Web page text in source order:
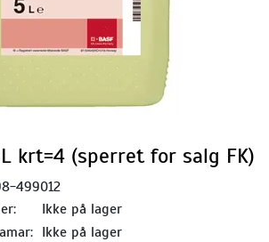
krt=4 (sperret for salg FK)
499012
Ikke på lager
Ikke på lager